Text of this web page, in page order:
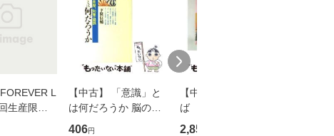
L
生産限定
翔太×加藤
【中古】 「意識」と
は何だろうか 脳の来
歴、知覚の錯誤 （講
406円
【中古】 耳をすませ
ば 〈2枚組〉 [DVD] /
ブエナ・ビスタ・ホー
2,852